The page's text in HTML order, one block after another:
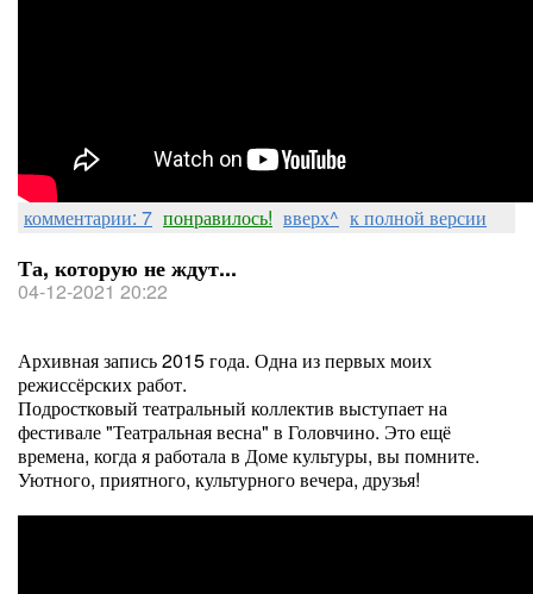
комментарии: 7 понравилось! вверх^ к полной версии
Та, которую не ждут...
04-12-2021 20:22
Архивная запись 2015 года. Одна из первых моих
режиссёрских работ.
Подростковый театральный коллектив выступает на
фестивале "Театральная весна" в Головчино. Это ещё
времена, когда я работала в Доме культуры, вы помните.
Уютного, приятного, культурного вечера, друзья!